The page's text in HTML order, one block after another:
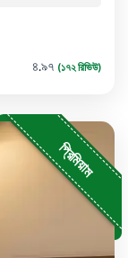
৪.৯৭ (১৭২ রিভিউ)
প্রিমিয়াম